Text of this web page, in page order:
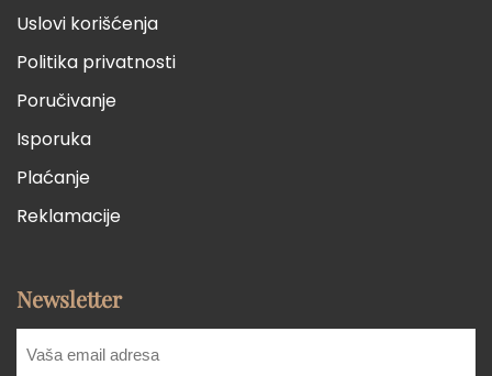
Uslovi korišćenja
Politika privatnosti
Poručivanje
Isporuka
Plaćanje
Reklamacije
Newsletter